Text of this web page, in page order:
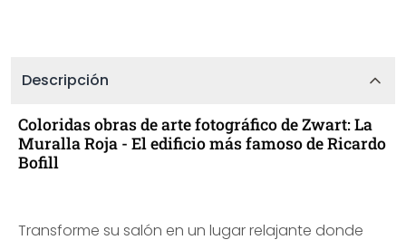
Descripción
Coloridas obras de arte fotográfico de Zwart: La
Muralla Roja - El edificio más famoso de Ricardo
Bofill
Transforme su salón en un lugar relajante donde